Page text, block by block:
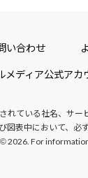
い合わせ
メディア公式アカ
れている社名、サー
図表中において、 必
©2026. For